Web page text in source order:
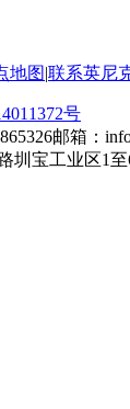
地图|联系英尼
号
邮箱：
圳宝工业区1